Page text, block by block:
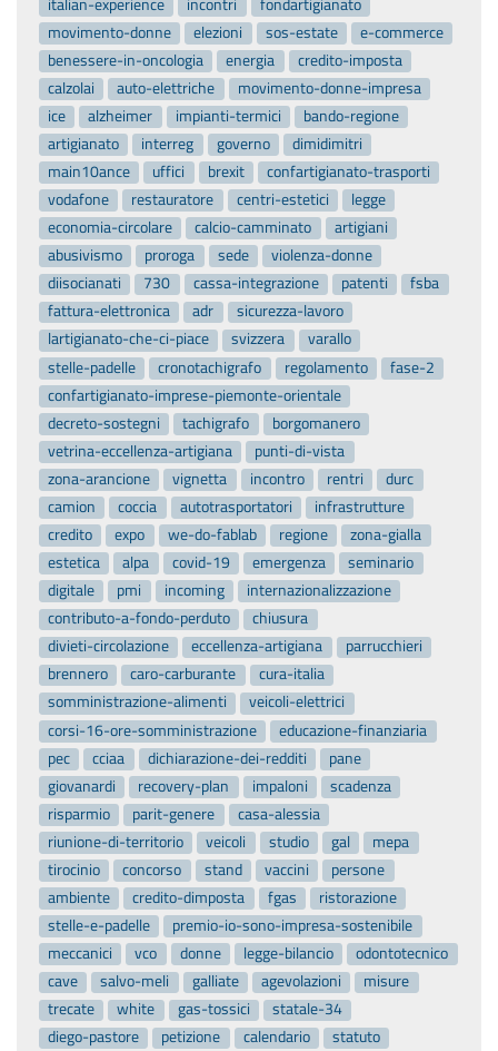
movimento-donne
elezioni sos-estate
e-commerce
benessere-in-oncologia
energia
credito-imposta
calzolai
auto-elettriche
movimento-donne-impresa
ice
alzheimer impianti-termici
bando-regione
artigianato
interreg governo
dimidimitri
main10ance
uffici brexit
confartigianato-trasporti
vodafone
restauratore centri-estetici
legge
economia-circolare
calcio-camminato
artigiani
abusivismo
proroga sede
violenza-donne
diisocianati
730 cassa-integrazione patenti
fsba
fattura-elettronica
adr
sicurezza-lavoro
lartigianato-che-ci-piace
svizzera
varallo
stelle-padelle
cronotachigrafo regolamento
fase-2
confartigianato-imprese-piemonte-orientale
decreto-sostegni
tachigrafo
borgomanero
vetrina-eccellenza-artigiana
punti-di-vista
zona-arancione
vignetta incontro rentri
durc
camion
coccia autotrasportatori
infrastrutture
credito
expo we-do-fablab regione
zona-gialla
estetica
alpa covid-19 emergenza
seminario
digitale
pmi incoming
internazionalizzazione
contributo-a-fondo-perduto
chiusura
divieti-circolazione
eccellenza-artigiana
parrucchieri
brennero
caro-carburante
cura-italia
somministrazione-alimenti
veicoli-elettrici
corsi-16-ore-somministrazione
educazione-finanziaria
pec
cciaa dichiarazione-dei-redditi
pane
giovanardi
recovery-plan impaloni
scadenza
risparmio
parit-genere
casa-alessia
riunione-di-territorio
veicoli studio gal
mepa
tirocinio
concorso stand vaccini
persone
ambiente
credito-dimposta fgas
ristorazione
stelle-e-padelle
premio-io-sono-impresa-sostenibile
meccanici
vco donne legge-bilancio
odontotecnico
cave
salvo-meli galliate agevolazioni
misure
trecate
white gas-tossici
statale-34
diego-pastore
petizione calendario
statuto